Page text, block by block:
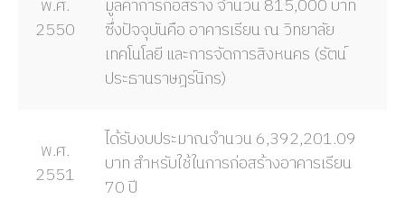
พ.ศ.
2550
มูลค่าการก่อสร้าง จำนวน 815,000 บาท
ซึ่งปัจจุบันคือ อาคารเรียน ณ วิทยาลัย
เทคโนโลยี และการจัดการสิงหนคร (รัตน์
ประธานราษฎร์นิกร)
พ.ศ.
2551
ได้รับงบประมาณจำนวน 6,392,201.09
บาท สำหรับใช้ในการก่อสร้างอาคารเรียน
70 ปี